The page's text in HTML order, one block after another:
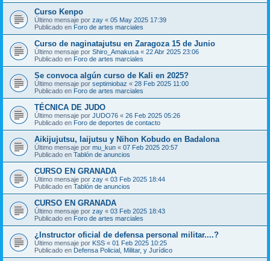
Curso Kenpo
Último mensaje por zay « 05 May 2025 17:39
Publicado en Foro de artes marciales
Curso de naginatajutsu en Zaragoza 15 de Junio
Último mensaje por Shiro_Amakusa « 22 Abr 2025 23:06
Publicado en Foro de artes marciales
Se convoca algún curso de Kali en 2025?
Último mensaje por septimiobaz « 28 Feb 2025 11:00
Publicado en Foro de artes marciales
TÉCNICA DE JUDO
Último mensaje por JUDO76 « 26 Feb 2025 05:26
Publicado en Foro de deportes de contacto
Aikijujutsu, Iaijutsu y Nihon Kobudo en Badalona
Último mensaje por mu_kun « 07 Feb 2025 20:57
Publicado en Tablón de anuncios
CURSO EN GRANADA
Último mensaje por zay « 03 Feb 2025 18:44
Publicado en Tablón de anuncios
CURSO EN GRANADA
Último mensaje por zay « 03 Feb 2025 18:43
Publicado en Foro de artes marciales
¿Instructor oficial de defensa personal militar....?
Último mensaje por KSS « 01 Feb 2025 10:25
Publicado en Defensa Policial, Militar, y Jurídico